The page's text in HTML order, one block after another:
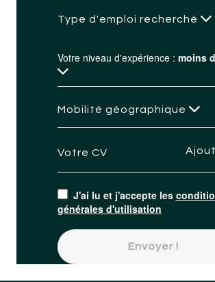
Type d'emploi recherché
Votre niveau d'expérience : moins
Mobilité géographique
Votre CV
J'ai lu et j'accepte les
générales d'utilisation
Envoyer !